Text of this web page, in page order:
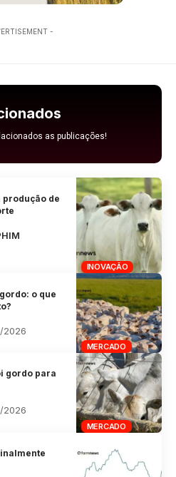
-
as publicações!
INOVAÇÃO
produção de
MERCADO
o que
2026
MERCADO
gordo para
2026